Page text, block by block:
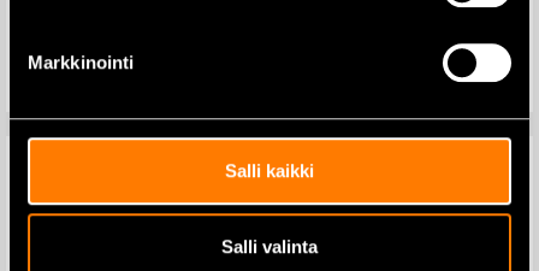
Markkinointi
Salli kaikki
Salli valinta
Lägg till i varukorg
Lägg till i varukorg
IKH Spaklyftblock 0,75T 3,0 m